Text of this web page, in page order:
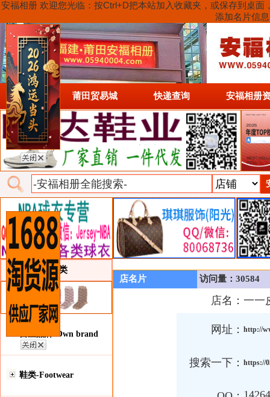
安福相册 欢迎您光临：按Ctrl+D把本站加入收藏夹，或保存到桌
添加名片信
首页 莆田贸易城 快递查询 安福相册
类目详细分类
自主品牌-Own brand
鞋类-Footwear
店名片 访问量：30584
店名： 一一
网址： http://
搜索一下： https://